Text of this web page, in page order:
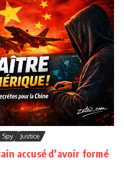
Spy Justice
accusé d’avoir formé